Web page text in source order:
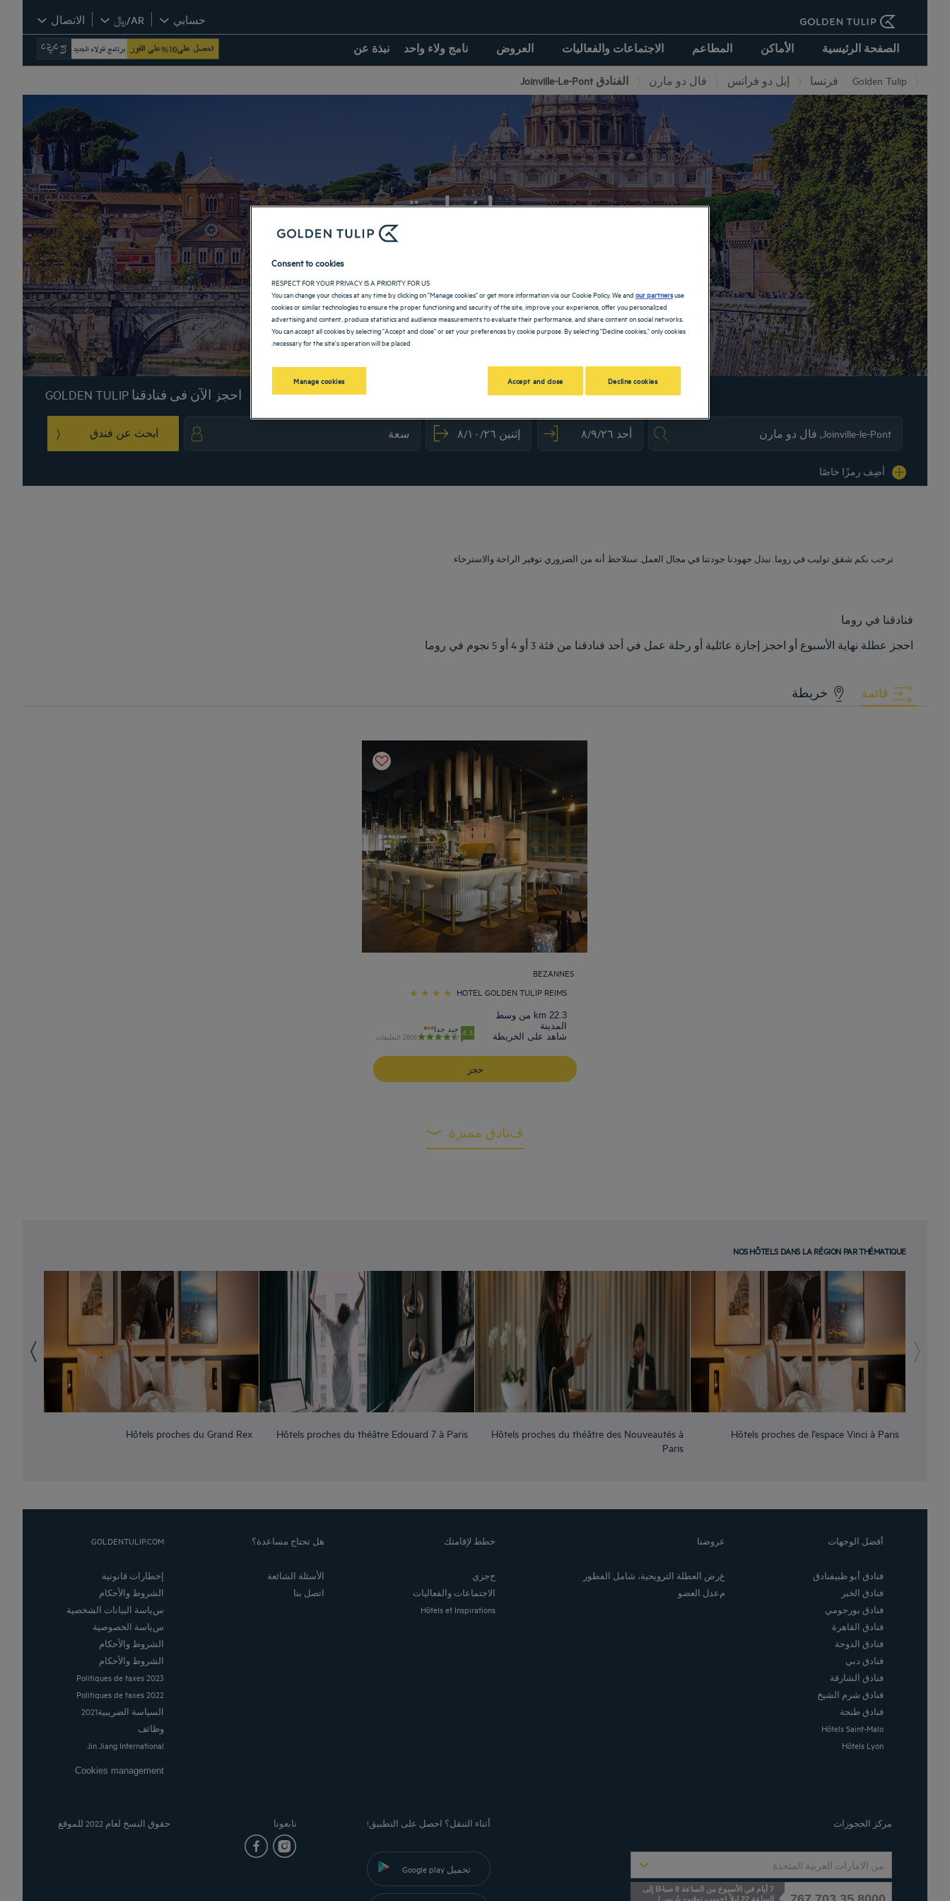
حسابي AR/﷼ الاتصال
الصفحة الرئيسية الأماكن المطاعم الاجتماعات والفعاليات العروض نامج ولاء واحد نبذة عن
Golden Tulip فرنسا إيل دو فرانس فال دو مارن الفنادق Joinville-Le-Pont
رومافنادق
احجز الآن في فنادقنا GOLDEN TULIP
ابحث عن فندق
أضِف رمزًا خاصًا
ترحب بكم شقق توليب في روما. نبذل جهودنا جودتنا في مجال العمل. ستلاحظ أنه من الضروري توفير الراحة والاسترخاء.
فنادقنا في روما
احجز عطلة نهاية الأسبوع أو احجز إجازة عائلية أو رحلة عمل في أحد فنادقنا من فئة 3 أو 4 أو 5 نجوم في روما
قائمة خريطة
BEZANNES
HOTEL GOLDEN TULIP REIMS
22.3 km من وسط
المدينة
شاهد على الخريطة
4.3 جيد جدا
2806 التعليقات
حجز
فنادق مميزة
NOS HÔTELS DANS LA RÉGION PAR THÉMATIQUE
Hôtels proches du Grand Rex Hôtels proches du théâtre Edouard 7 à Paris
Hôtels proches du théâtre des Nouveautés à
Paris
Hôtels proches de l’espace Vinci à Paris
أفضل الوجهات
فنادق أبو ظبيفنادق
فنادق الخبر
فنادق بورجومي
فنادق القاهرة
فنادق الدوحة
فنادق دبي
فنادق الشارقة
فنادق شرم الشيخ
فنادق طنجة
Hôtels Saint-Malo
Hôtels Lyon
عروضنا
عرض العطلة الترويحية، شامل الفطور
معدل العضو
خطط لإقامتك
حجزي
الاجتماعات والفعاليات
Hôtels et Inspirations
هل تحتاج مساعدة؟
الأسئلة الشائعة
اتصل بنا
GOLDENTULIP.COM
إخطارات قانونية
الشروط والأحكام
سياسة البيانات الشخصية
سياسة الخصوصية
الشروط والأحكام
الشروط والأحكام
Politiques de taxes 2023
Politiques de taxes 2022
السياسة الضريبية2021
وظائف
Jin Jiang International
Cookies management
مركز الحجوزات
من الامارات العربية المتحدة
7 أيام في الأسبوع من الساعة 8 صباحًا إلى
الساعة 22 ليلاً (حسب توقيت باريس)
أثناء التنقل؟ احصل على التطبيق!
تحميل Google play
تابعونا حقوق النسخ لعام 2022 للموقع
Consent to cookies
RESPECT FOR YOUR PRIVACY IS A PRIORITY FOR US
You can change your choices at any time by clicking on "Manage cookies" or get more information via our Cookie Policy. We andour partnersuse
cookies or similar technologies to ensure the proper functioning and security of the site, improve your experience, offer you personalized
advertising and content, produce statistics and audience measurements to evaluate their performance, and share content on social networks.
You can accept all cookies by selecting "Accept and close" or set your preferences by cookie purpose. By selecting "Decline cookies," only cookies
necessary for the site's operation will be placed.
Manage cookies Decline cookies
Accept and close